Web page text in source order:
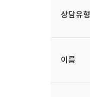
상담유형
이름